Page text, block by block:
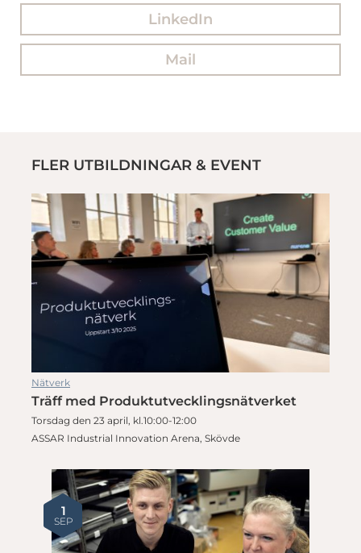
LinkedIn
Mail
FLER UTBILDNINGAR & EVENT
Nätverk
Träff med Produktutvecklingsnätverket
Torsdag den 23 april, kl.10:00-12:00
ASSAR Industrial Innovation Arena, Skövde
1
SEP